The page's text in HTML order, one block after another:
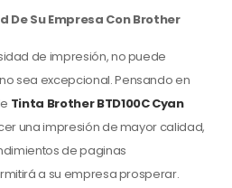
Su Empresa Con Brother
de impresión, no puede
sea excepcional. Pensando en
Tinta Brother BTD100C Cyan
una impresión de mayor calidad,
de paginas
a su empresa prosperar.